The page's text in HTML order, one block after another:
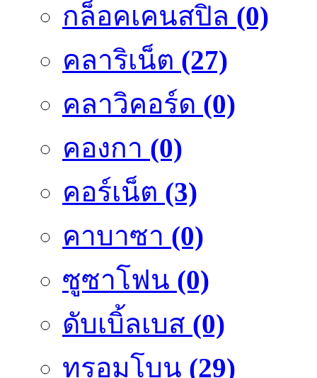
กล็อคเคนสปิล (0)
คลาริเน็ต (27)
คลาวิคอร์ด (0)
คองกา (0)
คอร์เน็ต (3)
คาบาซา (0)
ซูซาโฟน (0)
ดับเบิ้ลเบส (0)
ทรอมโบน (29)